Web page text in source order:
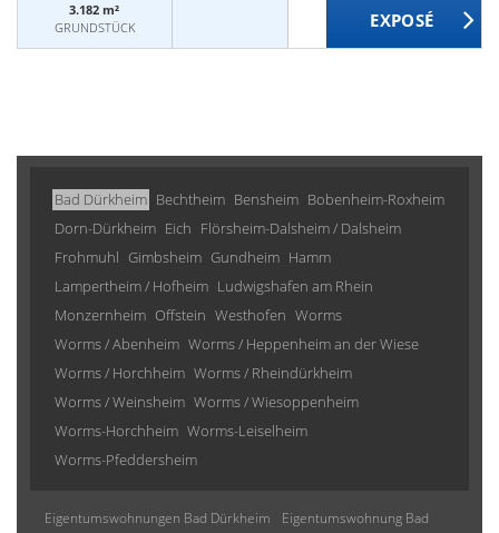
3.182 m²
GRUNDSTÜCK
Bad Dürkheim Bechtheim Bensheim Bobenheim-Roxheim
Dorn-Dürkheim Eich Flörsheim-Dalsheim / Dalsheim
Frohmuhl Gimbsheim Gundheim Hamm
Lampertheim / Hofheim Ludwigshafen am Rhein
Monzernheim Offstein Westhofen Worms
Worms / Abenheim Worms / Heppenheim an der Wiese
Worms / Horchheim Worms / Rheindürkheim
Worms / Weinsheim Worms / Wiesoppenheim
Worms-Horchheim Worms-Leiselheim
Worms-Pfeddersheim
Eigentumswohnungen Bad Dürkheim
Eigentumswohnung Bad